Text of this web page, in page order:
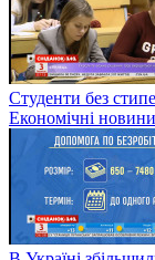
Студенти без
Економічні новини